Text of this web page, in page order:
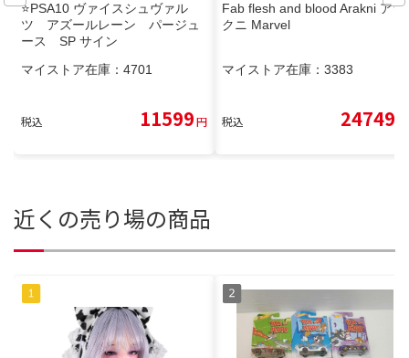
⭐️PSA10 ヴァイスシュヴァル
ツ アズールレーン パージュ
ース SP サイン
マイストア在庫： 4701
税込 11599円
Fab flesh and blood Arakni アラ
クニ Marvel
マイストア在庫： 3383
税込 24749
近くの売り場の商品